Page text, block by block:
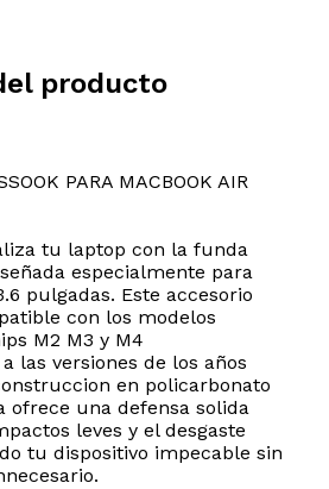
producto
PARA MACBOOK AIR
tu laptop con la funda
especialmente para
pulgadas. Este accesorio
con los modelos
M2 M3 y M4
las versiones de los años
en policarbonato
ofrece una defensa solida
leves y el desgaste
tu dispositivo impecable sin